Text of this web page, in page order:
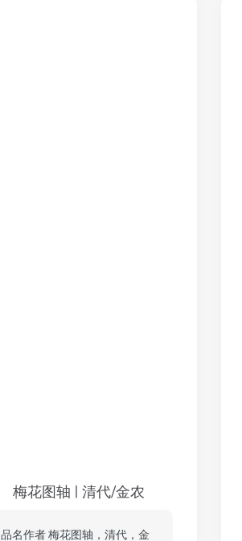
梅花图轴 | 清代/金农
品名作者 梅花图轴，清代，金